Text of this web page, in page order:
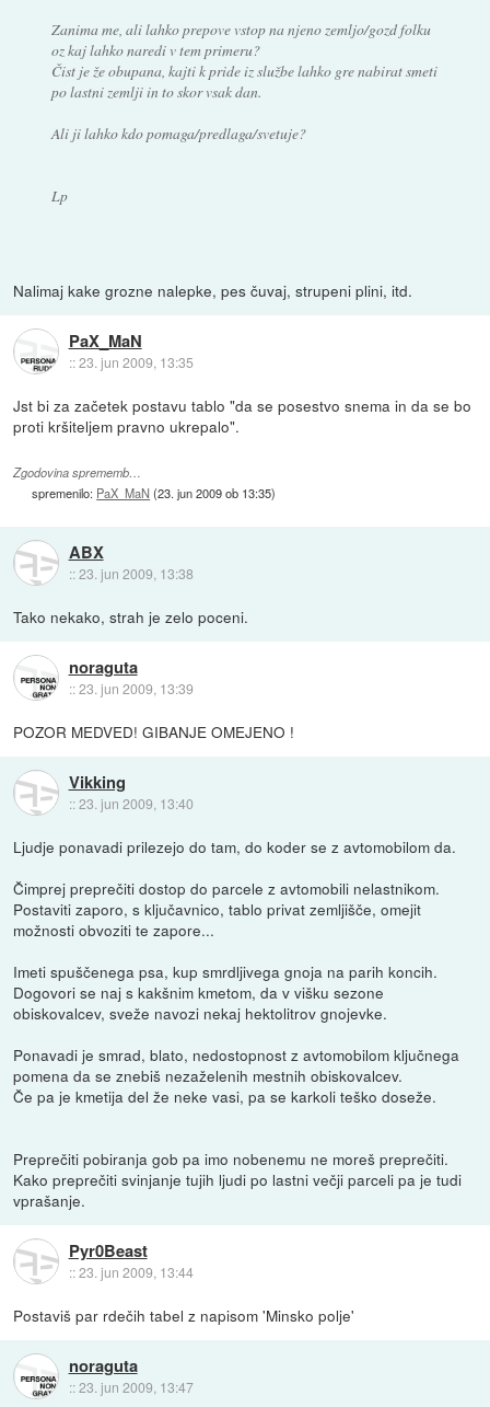
Zanima me, ali lahko prepove vstop na njeno zemljo/gozd folku
oz kaj lahko naredi v tem primeru?
Čist je že obupana, kajti k pride iz službe lahko gre nabirat smeti
po lastni zemlji in to skor vsak dan.
Ali ji lahko kdo pomaga/predlaga/svetuje?
Lp
Nalimaj kake grozne nalepke, pes čuvaj, strupeni plini, itd.
PaX_MaN
::23. jun 2009, 13:35
Jst bi za začetek postavu tablo "da se posestvo snema in da se bo
proti kršiteljem pravno ukrepalo".
Zgodovina sprememb…
spremenilo: PaX_MaN(23. jun 2009 ob 13:35)
ABX
::23. jun 2009, 13:38
Tako nekako, strah je zelo poceni.
noraguta
::23. jun 2009, 13:39
POZOR MEDVED! GIBANJE OMEJENO !
Vikking
::23. jun 2009, 13:40
Ljudje ponavadi prilezejo do tam, do koder se z avtomobilom da.
Čimprej preprečiti dostop do parcele z avtomobili nelastnikom.
Postaviti zaporo, s ključavnico, tablo privat zemljišče, omejit
možnosti obvoziti te zapore...
Imeti spuščenega psa, kup smrdljivega gnoja na parih koncih.
Dogovori se naj s kakšnim kmetom, da v višku sezone
obiskovalcev, sveže navozi nekaj hektolitrov gnojevke.
Ponavadi je smrad, blato, nedostopnost z avtomobilom ključnega
pomena da se znebiš nezaželenih mestnih obiskovalcev.
Če pa je kmetija del že neke vasi, pa se karkoli teško doseže.
Preprečiti pobiranja gob pa imo nobenemu ne moreš preprečiti.
Kako preprečiti svinjanje tujih ljudi po lastni večji parceli pa je tudi
vprašanje.
Pyr0Beast
::23. jun 2009, 13:44
Postaviš par rdečih tabel z napisom 'Minsko polje'
noraguta
::23. jun 2009, 13:47